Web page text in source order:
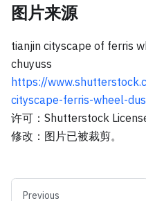
图片来源
tianjin cityscape of ferris
chuyuss
https://
cityscape-ferris-wheel-
许可：Shutterstock
修改：图片已被裁剪。
Previous